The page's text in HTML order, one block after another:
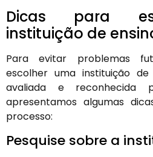
Dicas para
instituição de
Para evitar problemas
escolher uma instituição
avaliada e reconhecida
apresentamos algumas
processo:
Pesquise sobre a